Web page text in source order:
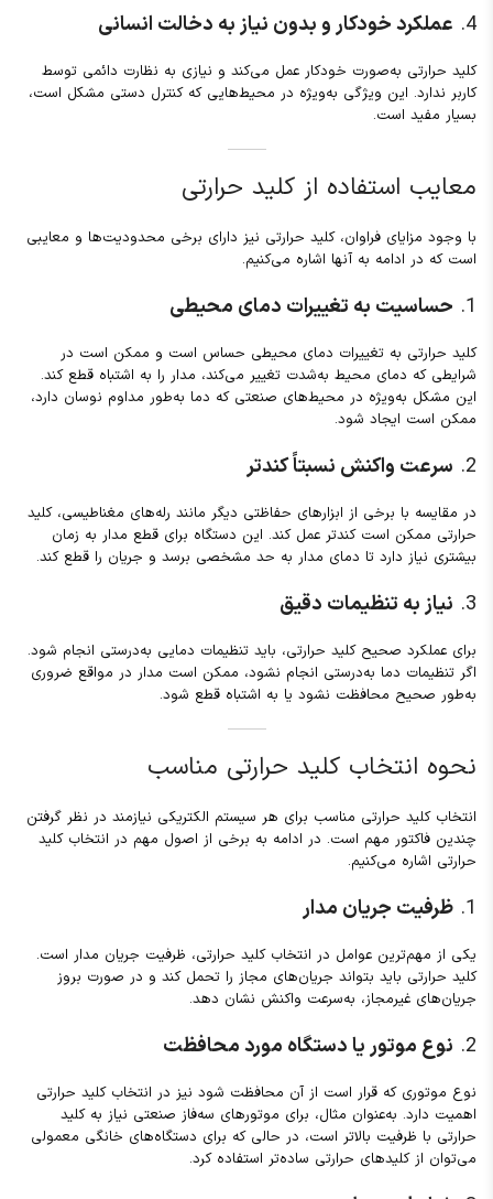
4. عملکرد خودکار و بدون نیاز به دخالت انسانی
کلید حرارتی به‌صورت خودکار عمل می‌کند و نیازی به نظارت دائمی توسط
کاربر ندارد. این ویژگی به‌ویژه در محیط‌هایی که کنترل دستی مشکل است،
بسیار مفید است.
معایب استفاده از کلید حرارتی
با وجود مزایای فراوان، کلید حرارتی نیز دارای برخی محدودیت‌ها و معایبی
است که در ادامه به آنها اشاره می‌کنیم.
1. حساسیت به تغییرات دمای محیطی
کلید حرارتی به تغییرات دمای محیطی حساس است و ممکن است در
شرایطی که دمای محیط به‌شدت تغییر می‌کند، مدار را به اشتباه قطع کند.
این مشکل به‌ویژه در محیط‌های صنعتی که دما به‌طور مداوم نوسان دارد،
ممکن است ایجاد شود.
2. سرعت واکنش نسبتاً کندتر
در مقایسه با برخی از ابزارهای حفاظتی دیگر مانند رله‌های مغناطیسی، کلید
حرارتی ممکن است کندتر عمل کند. این دستگاه برای قطع مدار به زمان
بیشتری نیاز دارد تا دمای مدار به حد مشخصی برسد و جریان را قطع کند.
3. نیاز به تنظیمات دقیق
برای عملکرد صحیح کلید حرارتی، باید تنظیمات دمایی به‌درستی انجام شود.
اگر تنظیمات دما به‌درستی انجام نشود، ممکن است مدار در مواقع ضروری
به‌طور صحیح محافظت نشود یا به اشتباه قطع شود.
نحوه انتخاب کلید حرارتی مناسب
انتخاب کلید حرارتی مناسب برای هر سیستم الکتریکی نیازمند در نظر گرفتن
چندین فاکتور مهم است. در ادامه به برخی از اصول مهم در انتخاب کلید
حرارتی اشاره می‌کنیم.
1. ظرفیت جریان مدار
یکی از مهم‌ترین عوامل در انتخاب کلید حرارتی، ظرفیت جریان مدار است.
کلید حرارتی باید بتواند جریان‌های مجاز را تحمل کند و در صورت بروز
جریان‌های غیرمجاز، به‌سرعت واکنش نشان دهد.
2. نوع موتور یا دستگاه مورد محافظت
نوع موتوری که قرار است از آن محافظت شود نیز در انتخاب کلید حرارتی
اهمیت دارد. به‌عنوان مثال، برای موتورهای سه‌فاز صنعتی نیاز به کلید
حرارتی با ظرفیت بالاتر است، در حالی که برای دستگاه‌های خانگی معمولی
می‌توان از کلیدهای حرارتی ساده‌تر استفاده کرد.